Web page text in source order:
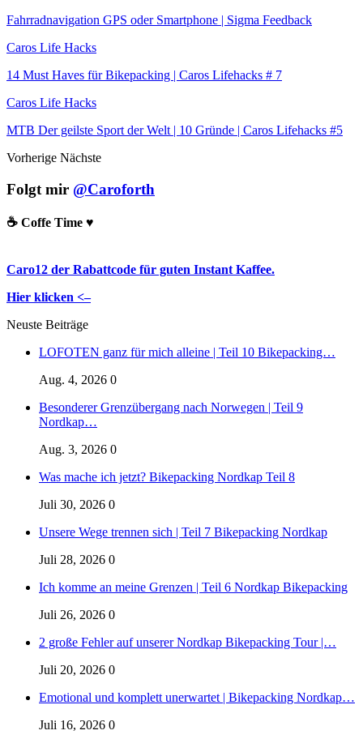
Fahrradnavigation GPS oder Smartphone | Sigma Feedback
Caros Life Hacks
14 Must Haves für Bikepacking | Caros Lifehacks # 7
Caros Life Hacks
MTB Der geilste Sport der Welt | 10 Gründe | Caros Lifehacks #5
Vorherige Nächste
Folgt mir @Caroforth
☕️ Coffe Time ♥️
Caro12 der Rabattcode für guten Instant Kaffee.
Hier klicken <–
Neuste Beiträge
LOFOTEN ganz für mich alleine | Teil 10 Bikepacking…
Aug. 4, 2026 0
Besonderer Grenzübergang nach Norwegen | Teil 9
Nordkap…
Aug. 3, 2026 0
Was mache ich jetzt? Bikepacking Nordkap Teil 8
Juli 30, 2026 0
Unsere Wege trennen sich | Teil 7 Bikepacking Nordkap
Juli 28, 2026 0
Ich komme an meine Grenzen | Teil 6 Nordkap Bikepacking
Juli 26, 2026 0
2 große Fehler auf unserer Nordkap Bikepacking Tour |…
Juli 20, 2026 0
Emotional und komplett unerwartet | Bikepacking Nordkap…
Juli 16, 2026 0